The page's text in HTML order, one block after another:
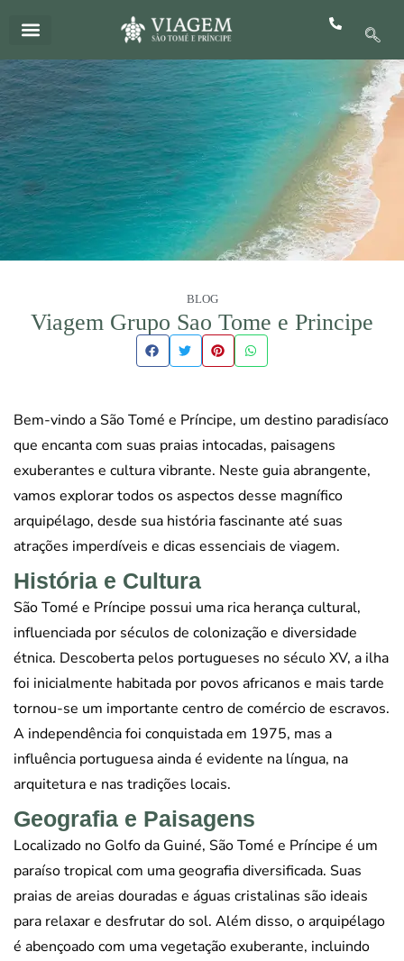
content
BLOG
Viagem Grupo Sao Tome e Principe
Bem-vindo a São Tomé e Príncipe, um destino paradisíaco
que encanta com suas praias intocadas, paisagens
exuberantes e cultura vibrante. Neste guia abrangente,
vamos explorar todos os aspectos desse magnífico
arquipélago, desde sua história fascinante até suas
atrações imperdíveis e dicas essenciais de viagem.
História e Cultura
São Tomé e Príncipe possui uma rica herança cultural,
influenciada por séculos de colonização e diversidade
étnica. Descoberta pelos portugueses no século XV, a ilha
foi inicialmente habitada por povos africanos e mais tarde
tornou-se um importante centro de comércio de escravos.
A independência foi conquistada em 1975, mas a
influência portuguesa ainda é evidente na língua, na
arquitetura e nas tradições locais.
Geografia e Paisagens
Localizado no Golfo da Guiné, São Tomé e Príncipe é um
paraíso tropical com uma geografia diversificada. Suas
praias de areias douradas e águas cristalinas são ideais
para relaxar e desfrutar do sol. Além disso, o arquipélago
é abençoado com uma vegetação exuberante, incluindo